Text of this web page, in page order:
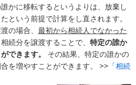
かに移転するというよりは、放棄し
という前提で計算をし直されます。
の場合、 最初から相続人でなかった
相続分を譲渡することで、 特定の誰か
できます。
その結果、特定の誰かの
を増やすことができます。 >> 「相続